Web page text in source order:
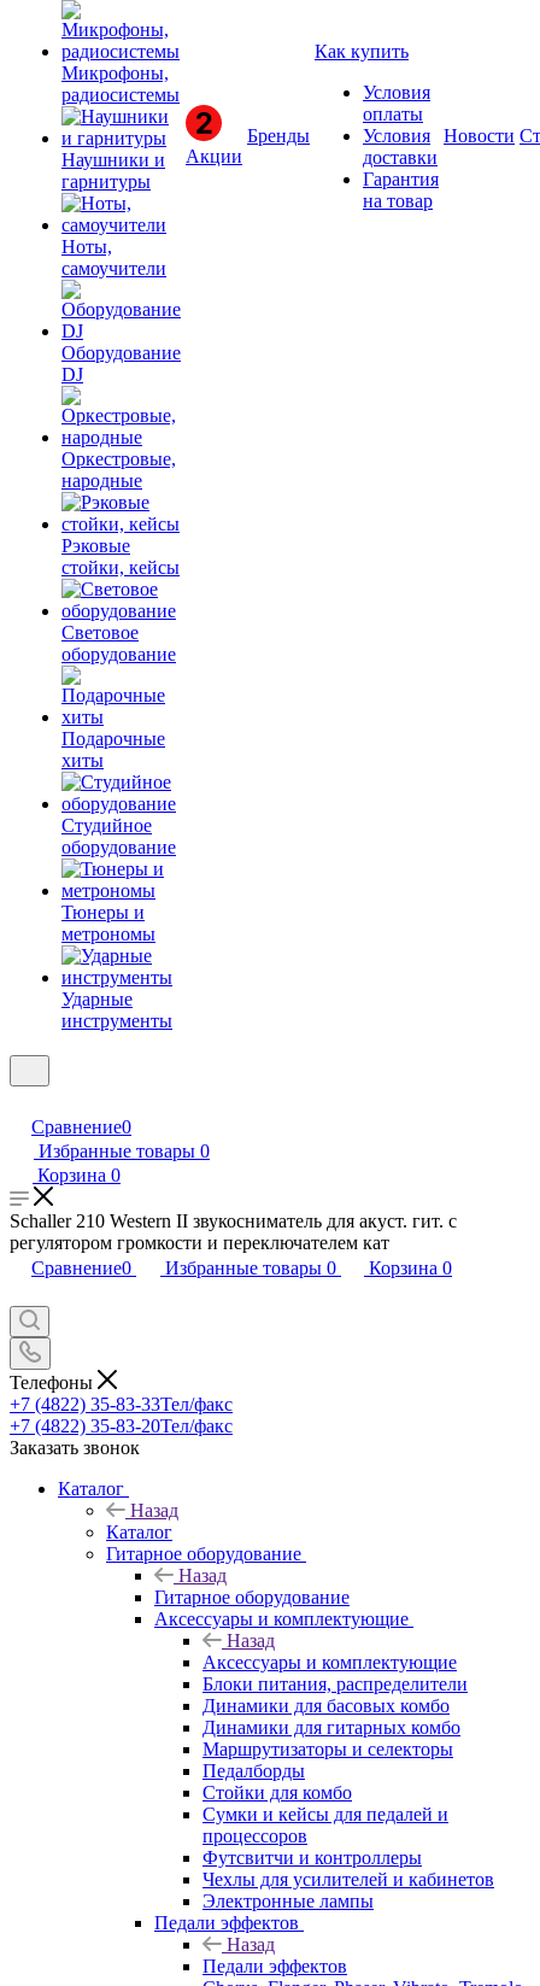
Микрофоны,
радиосистемы
Наушники и
гарнитуры
Ноты,
самоучители
Оборудование
DJ
Оркестровые,
народные
Рэковые
стойки, кейсы
Световое
оборудование
Подарочные
хиты
Студийное
оборудование
Тюнеры и
метрономы
Ударные
инструменты
Акции
Бренды
Как купить
Условия
оплаты
Условия
доставки
Гарантия
на товар
Новости
Сравнение0
Избранные товары 0
Корзина 0
Schaller 210 Western II звукосниматель для акуст. гит. с
регулятором громкости и переключателем кат
Сравнение0 Избранные товары 0 Корзина 0
Телефоны
+7 (4822) 35-83-33Тел/факс
+7 (4822) 35-83-20Тел/факс
Заказать звонок
Каталог
Назад
Каталог
Гитарное оборудование
Назад
Гитарное оборудование
Аксессуары и комплектующие
Назад
Аксессуары и комплектующие
Блоки питания, распределители
Динамики для басовых комбо
Динамики для гитарных комбо
Маршрутизаторы и селекторы
Педалборды
Стойки для комбо
Сумки и кейсы для педалей и
процессоров
Футсвитчи и контроллеры
Чехлы для усилителей и кабинетов
Электронные лампы
Педали эффектов
Назад
Педали эффектов